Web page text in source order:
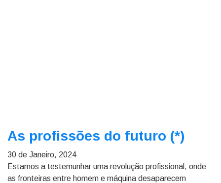
As profissões do futuro (*)
30 de Janeiro, 2024
Estamos a testemunhar uma revolução profissional, onde
as fronteiras entre homem e máquina desaparecem